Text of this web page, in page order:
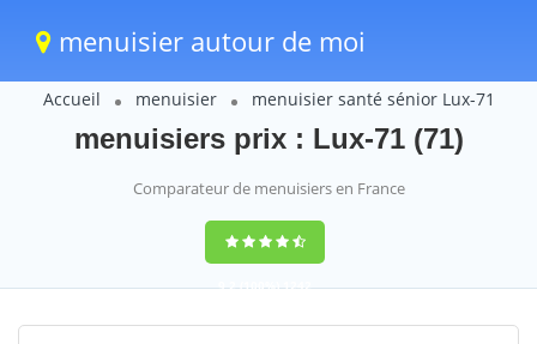
menuisier autour de moi
Accueil menuisier menuisier santé sénior Lux-71
menuisiers prix : Lux-71 (71)
Comparateur de menuisiers en France
9,2(100%)1242
votes